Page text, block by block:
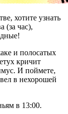
хотите узнать
(за час),
и полосатых
кричит
И поймете,
в нехорошей
в 13:00.